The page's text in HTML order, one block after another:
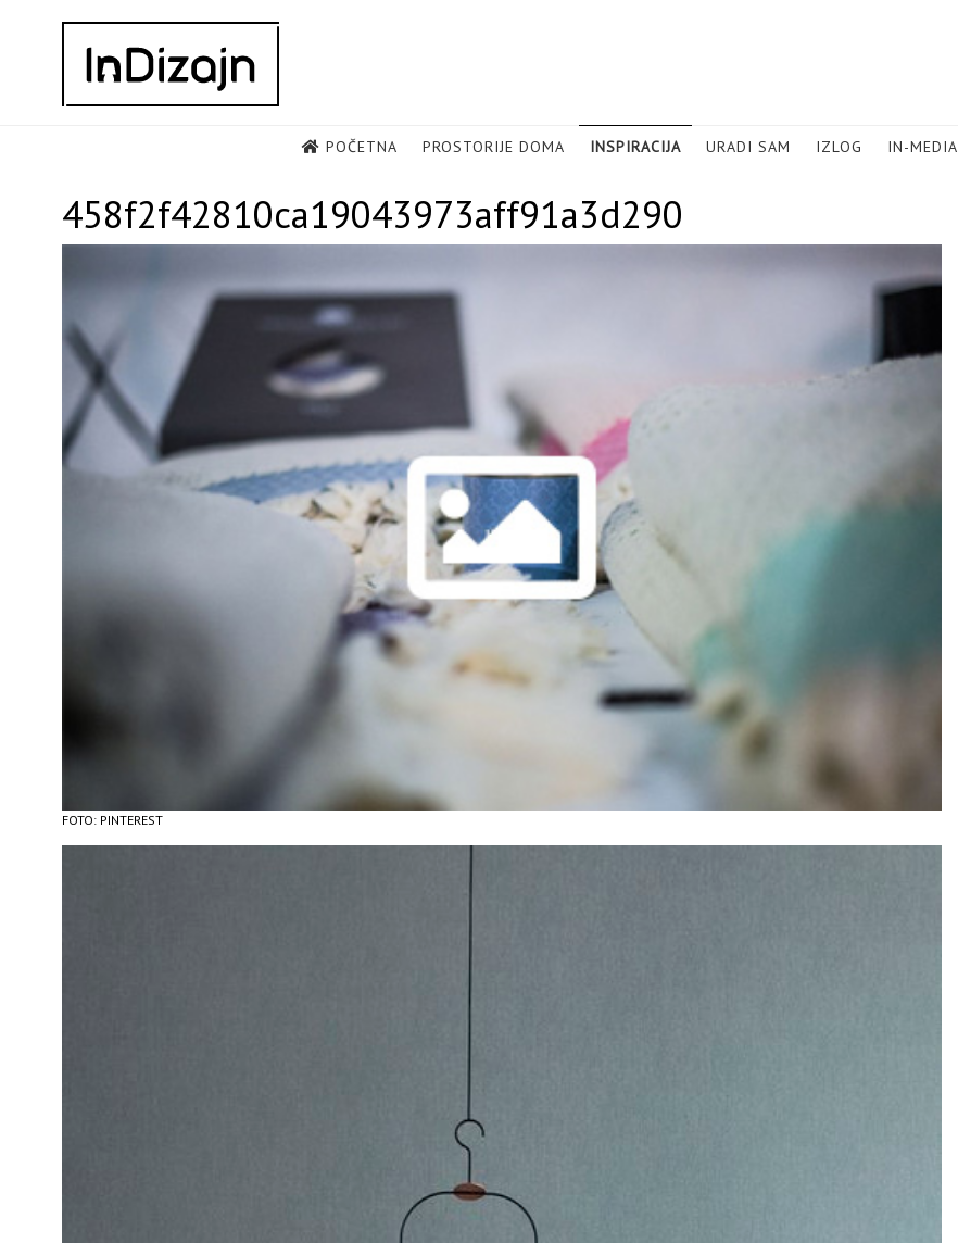
POČETNA PROSTORIJE DOMA INSPIRACIJA URADI SAM IZLOG IN-MEDIA
458f2f42810ca19043973aff91a3d290
FOTO: PINTEREST